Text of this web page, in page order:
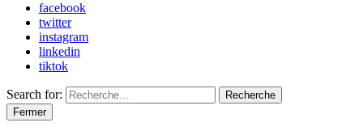
facebook
twitter
instagram
linkedin
tiktok
Search for:
Recherche
Fermer